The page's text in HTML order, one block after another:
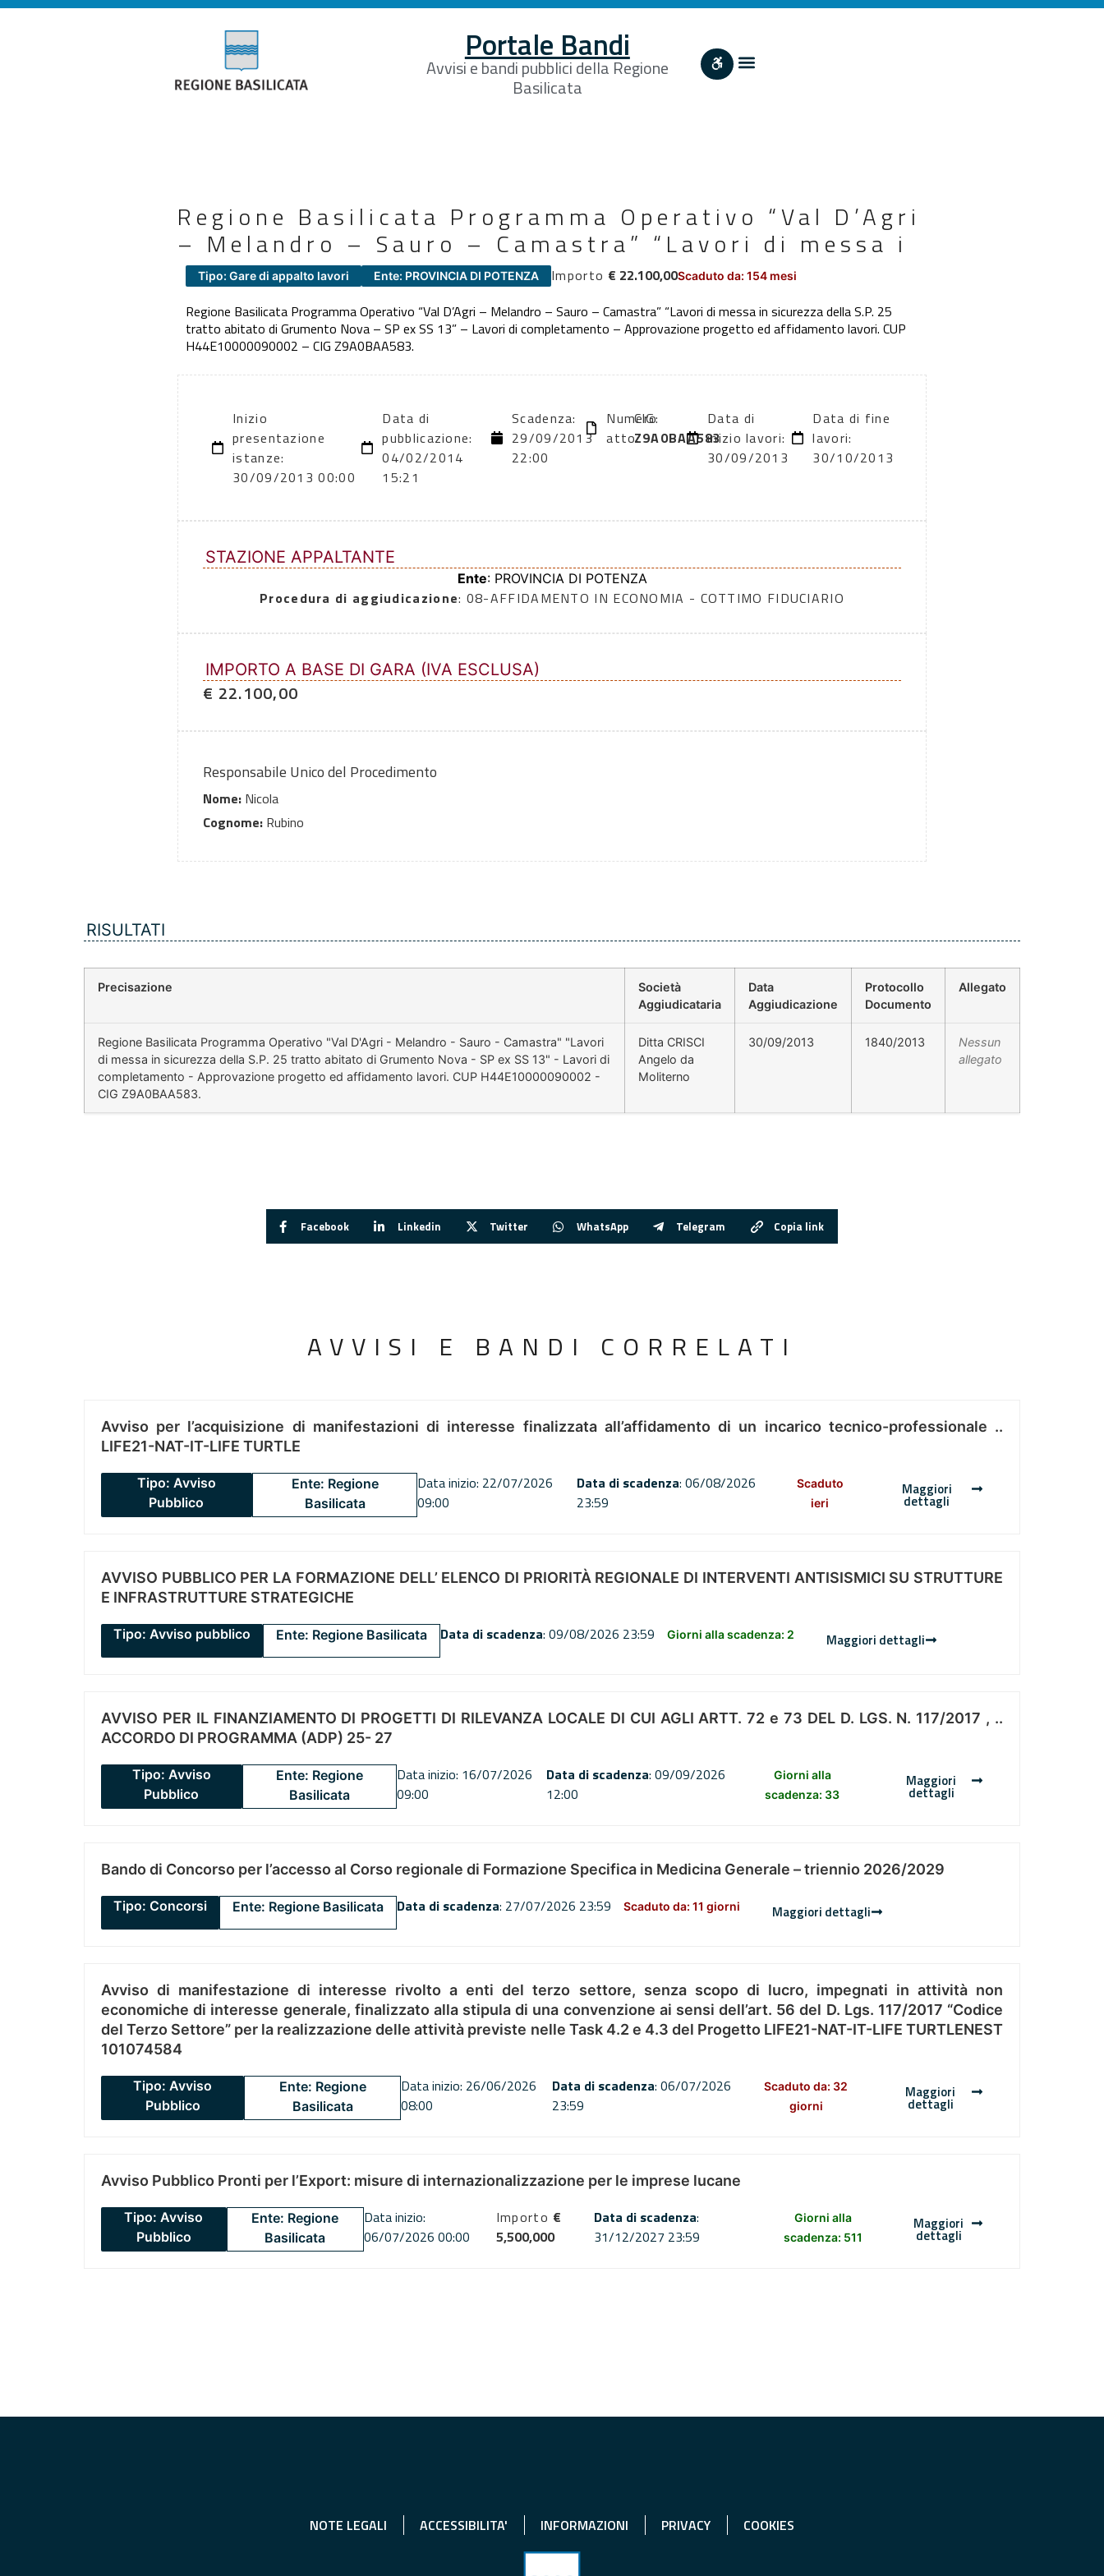
Portale Bandi
Avvisi e bandi pubblici della Regione
Basilicata
Regione Basilicata Programma Operativo “Val D’Agri
– Melandro – Sauro – Camastra” “Lavori di messa i
Tipo: Gare di appalto lavori Ente: PROVINCIA DI POTENZA Importo € 22.100,00Scaduto da: 154 mesi
Regione Basilicata Programma Operativo “Val D’Agri – Melandro – Sauro – Camastra” “Lavori di messa in sicurezza della S.P. 25
tratto abitato di Grumento Nova – SP ex SS 13” – Lavori di completamento – Approvazione progetto ed affidamento lavori. CUP
H44E10000090002 – CIG Z9A0BAA583.
Inizio
presentazione
istanze:
30/09/2013 00:00
Data di
pubblicazione:
04/02/2014
15:21
Scadenza:
29/09/2013
22:00
Numero
atto:
CIG:
Z9A0BAA583
Data di
inizio lavori:
30/09/2013
Data di fine
lavori:
30/10/2013
STAZIONE APPALTANTE
Ente: PROVINCIA DI POTENZA
Procedura di aggiudicazione: 08-AFFIDAMENTO IN ECONOMIA - COTTIMO FIDUCIARIO
IMPORTO A BASE DI GARA (IVA ESCLUSA)
€ 22.100,00
Responsabile Unico del Procedimento
Nome: Nicola
Cognome: Rubino
RISULTATI
Precisazione
Società
Aggiudicataria
Data
Aggiudicazione
Protocollo
Documento
Allegato
Regione Basilicata Programma Operativo "Val D'Agri - Melandro - Sauro - Camastra" "Lavori
di messa in sicurezza della S.P. 25 tratto abitato di Grumento Nova - SP ex SS 13" - Lavori di
completamento - Approvazione progetto ed affidamento lavori. CUP H44E10000090002 -
CIG Z9A0BAA583.
Ditta CRISCI
Angelo da
Moliterno
30/09/2013 1840/2013
Nessun
allegato
Facebook Linkedin Twitter WhatsApp Telegram Copia link
AVVISI E BANDI CORRELATI
Avviso per l’acquisizione di manifestazioni di interesse finalizzata all’affidamento di un incarico tecnico-professionale ..
LIFE21-NAT-IT-LIFE TURTLE
Tipo: Avviso
Pubblico
Ente: Regione
Basilicata
Data inizio: 22/07/2026
09:00
Data di scadenza: 06/08/2026
23:59
Scaduto
ieri
Maggiori
dettagli
AVVISO PUBBLICO PER LA FORMAZIONE DELL’ ELENCO DI PRIORITÀ REGIONALE DI INTERVENTI ANTISISMICI SU STRUTTURE
E INFRASTRUTTURE STRATEGICHE
Tipo: Avviso pubblico Ente: Regione Basilicata Data di scadenza: 09/08/2026 23:59 Giorni alla scadenza: 2 Maggiori dettagli
AVVISO PER IL FINANZIAMENTO DI PROGETTI DI RILEVANZA LOCALE DI CUI AGLI ARTT. 72 e 73 DEL D. LGS. N. 117/2017 , ..
ACCORDO DI PROGRAMMA (ADP) 25- 27
Tipo: Avviso
Pubblico
Ente: Regione
Basilicata
Data inizio: 16/07/2026
09:00
Data di scadenza: 09/09/2026
12:00
Giorni alla
scadenza: 33
Maggiori
dettagli
Bando di Concorso per l’accesso al Corso regionale di Formazione Specifica in Medicina Generale – triennio 2026/2029
Tipo: Concorsi Ente: Regione Basilicata Data di scadenza: 27/07/2026 23:59 Scaduto da: 11 giorni Maggiori dettagli
Avviso di manifestazione di interesse rivolto a enti del terzo settore, senza scopo di lucro, impegnati in attività non
economiche di interesse generale, finalizzato alla stipula di una convenzione ai sensi dell’art. 56 del D. Lgs. 117/2017 “Codice
del Terzo Settore” per la realizzazione delle attività previste nelle Task 4.2 e 4.3 del Progetto LIFE21-NAT-IT-LIFE TURTLENEST
101074584
Tipo: Avviso
Pubblico
Ente: Regione
Basilicata
Data inizio: 26/06/2026
08:00
Data di scadenza: 06/07/2026
23:59
Scaduto da: 32
giorni
Maggiori
dettagli
Avviso Pubblico Pronti per l’Export: misure di internazionalizzazione per le imprese lucane
Tipo: Avviso
Pubblico
Ente: Regione
Basilicata
Data inizio:
06/07/2026 00:00
Importo €
5,500,000
Data di scadenza:
31/12/2027 23:59
Giorni alla
scadenza: 511
Maggiori
dettagli
NOTE LEGALI ACCESSIBILITA' INFORMAZIONI PRIVACY COOKIES